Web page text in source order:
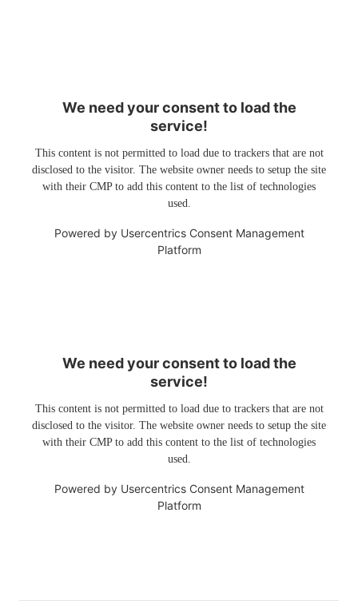
We need your consent to load the
service!
This content is not permitted to load due to trackers that are not
disclosed to the visitor. The website owner needs to setup the site
with their CMP to add this content to the list of technologies
used.
Powered by Usercentrics Consent Management
Platform
We need your consent to load the
service!
This content is not permitted to load due to trackers that are not
disclosed to the visitor. The website owner needs to setup the site
with their CMP to add this content to the list of technologies
used.
Powered by Usercentrics Consent Management
Platform